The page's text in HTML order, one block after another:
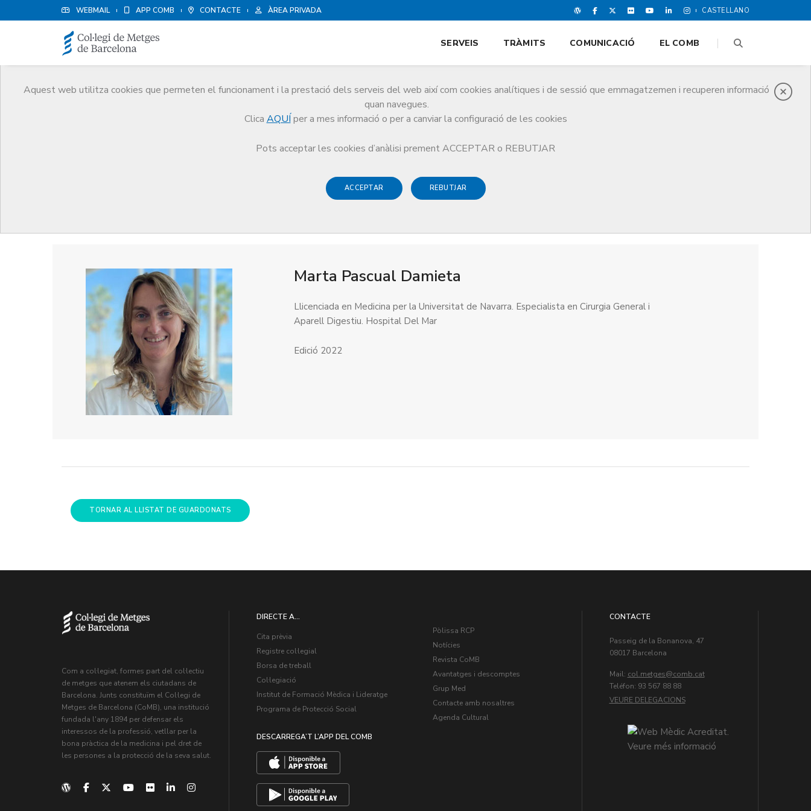
WEBMAIL APP COMB CONTACTE ÀREA PRIVADA CASTELLANO
Aquest web utilitza cookies que permeten el funcionament i la prestació dels serveis del web així com cookies analítiques i de sessió que emmagatzemen i recuperen informació
quan navegues.
Clica AQUÍ per a mes informació o per a canviar la configuració de les cookies
Pots acceptar les cookies d’anàlisi prement ACCEPTAR o REBUTJAR
ACCEPTAR REBUTJAR
SERVEIS TRÀMITS COMUNICACIÓ EL COMB
Guardonat Edició 2022
Marta Pascual Damieta
Llicenciada en Medicina per la Universitat de Navarra. Especialista en Cirurgia General i
Aparell Digestiu. Hospital Del Mar
Edició 2022
TORNAR AL LLISTAT DE GUARDONATS
Com a col·legiat, formes part del col·lectiu
de metges que atenem els ciutadans de
Barcelona. Junts constituïm el Col·legi de
Metges de Barcelona (CoMB), una institució
fundada l'any 1894 per defensar els
interessos de la professió, vetllar per la
bona pràctica de la medicina i pel dret de
les persones a la protecció de la seva salut.
DIRECTE A...
Cita prèvia
Registre col·legial
Borsa de treball
Col·legiació
Institut de Formació Mèdica i Lideratge
Programa de Protecció Social
DESCARREGA’T L’APP DEL COMB
Pòlissa RCP
Notícies
Revista CoMB
Avantatges i descomptes
Grup Med
Contacte amb nosaltres
Agenda Cultural
CONTACTE
Passeig de la Bonanova, 47
08017 Barcelona
Mail: col.metges
Teléfon: 93 567 88 88
VEURE DELEGACIONS